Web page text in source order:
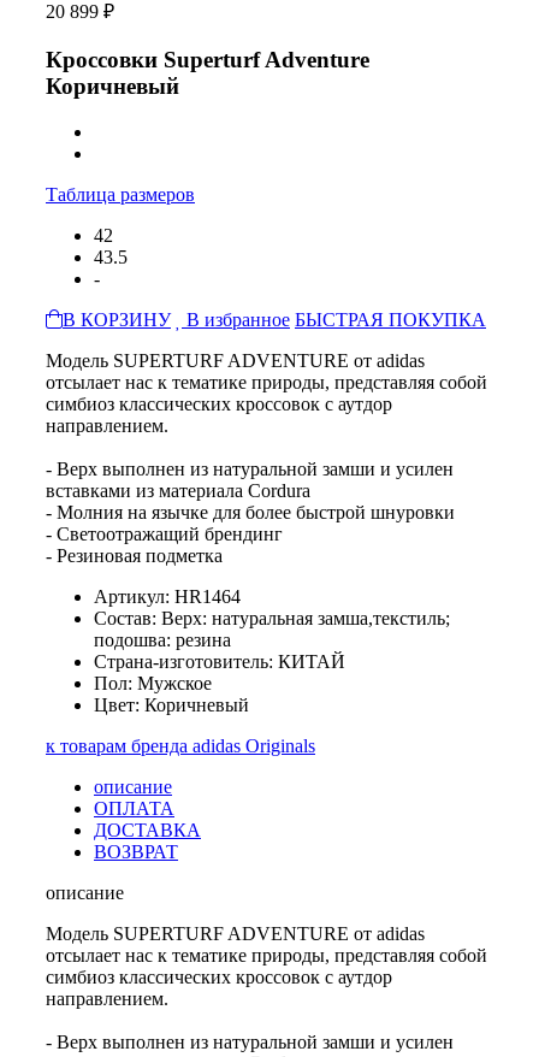
20 899 ₽
Кроссовки Superturf Adventure
Коричневый
Таблица размеров
42
43.5
-
В КОРЗИНУ
В избранное БЫСТРАЯ ПОКУПКА
Модель SUPERTURF ADVENTURE от adidas
отсылает нас к тематике природы, представляя собой
симбиоз классических кроссовок с аутдор
направлением.
- Верх выполнен из натуральной замши и усилен
вставками из материала Cordura
- Молния на язычке для более быстрой шнуровки
- Светоотражащий брендинг
- Резиновая подметка
Артикул: HR1464
Состав: Верх: натуральная замша,текстиль;
подошва: резина
Страна-изготовитель: КИТАЙ
Пол: Мужское
Цвет: Коричневый
к товарам бренда adidas Originals
описание
ОПЛАТА
ДОСТАВКА
ВОЗВРАТ
описание
Модель SUPERTURF ADVENTURE от adidas
отсылает нас к тематике природы, представляя собой
симбиоз классических кроссовок с аутдор
направлением.
- Верх выполнен из натуральной замши и усилен